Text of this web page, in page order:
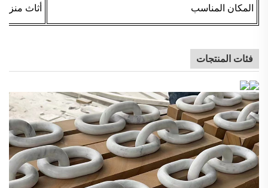
المكان المناسب أثاث
فئات المنتجات